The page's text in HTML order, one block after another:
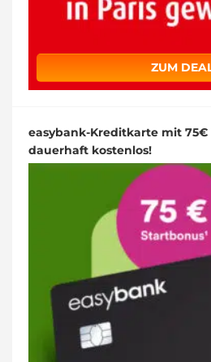
ZUM
easybank-Kreditkarte mit
dauerhaft kostenlos!